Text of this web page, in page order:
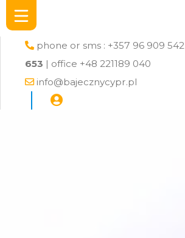
phone or sms : +357 96 909 542
653 | office +48 221189 040
info@bajecznycypr.pl